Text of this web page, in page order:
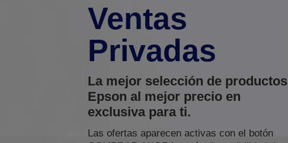
Ventas
Privadas
La mejor selección de productos
Epson al mejor precio en
exclusiva para ti.
Las ofertas aparecen activas con el botón